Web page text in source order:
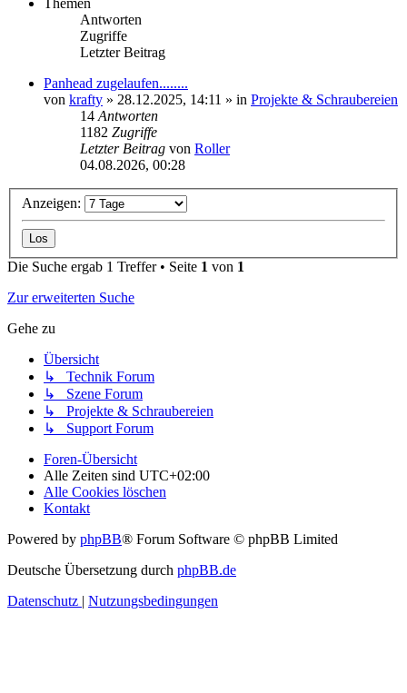
Themen
Antworten
Zugriffe
Letzter Beitrag
Panhead zugelaufen........
von krafty » 28.12.2025, 14:11 » in Projekte & Schraubereien
14 Antworten
1182 Zugriffe
Letzter Beitrag von Roller
04.08.2026, 00:28
Anzeigen:
Die Suche ergab 1 Treffer • Seite 1 von 1
Zur erweiterten Suche
Gehe zu
Übersicht
↳ Technik Forum
↳ Szene Forum
↳ Projekte & Schraubereien
↳ Support Forum
Foren-Übersicht
Alle Zeiten sind UTC+02:00
Alle Cookies löschen
Kontakt
Powered by phpBB® Forum Software © phpBB Limited
Deutsche Übersetzung durch phpBB.de
Datenschutz | Nutzungsbedingungen